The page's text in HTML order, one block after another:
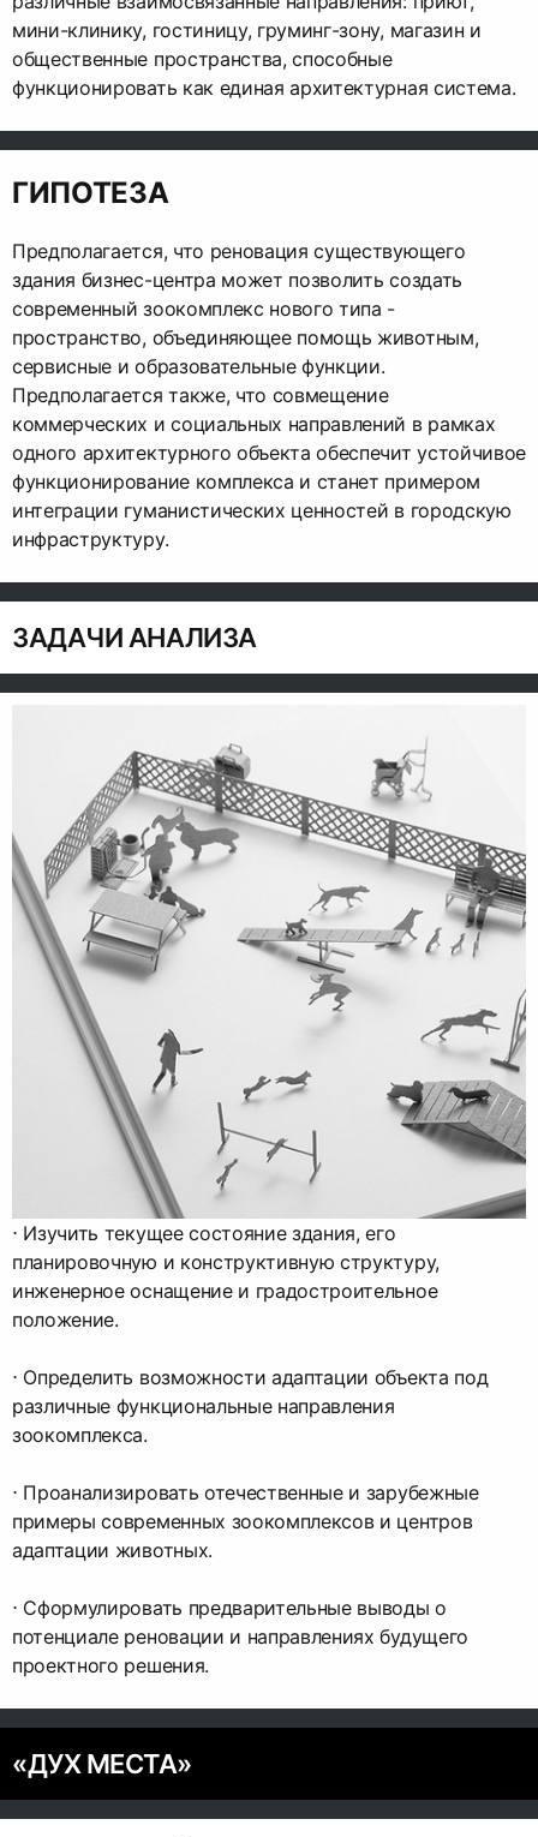
мини-клинику, гостиницу, груминг-зону, магазин и
общественные пространства, способные
функционировать как единая архитектурная система.
ГИПОТЕЗА
Предполагается, что реновация существующего
здания бизнес-центра может позволить создать
современный зоокомплекс нового типа -
пространство, объединяющее помощь животным,
сервисные и образовательные функции.
Предполагается также, что совмещение
коммерческих и социальных направлений в рамках
одного архитектурного объекта обеспечит устойчивое
функционирование комплекса и станет примером
интеграции гуманистических ценностей в городскую
инфраструктуру.
ЗАДАЧИ АНАЛИЗА
⋅︎ Изучить текущее состояние здания, его
планировочную и конструктивную структуру,
инженерное оснащение и градостроительное
положение.
⋅︎ Определить возможности адаптации объекта под
различные функциональные направления
зоокомплекса.
⋅︎ Проанализировать отечественные и зарубежные
примеры современных зоокомплексов и центров
адаптации животных.
⋅︎ Сформулировать предварительные выводы о
потенциале реновации и направлениях будущего
проектного решения.
«ДУХ МЕСТА»